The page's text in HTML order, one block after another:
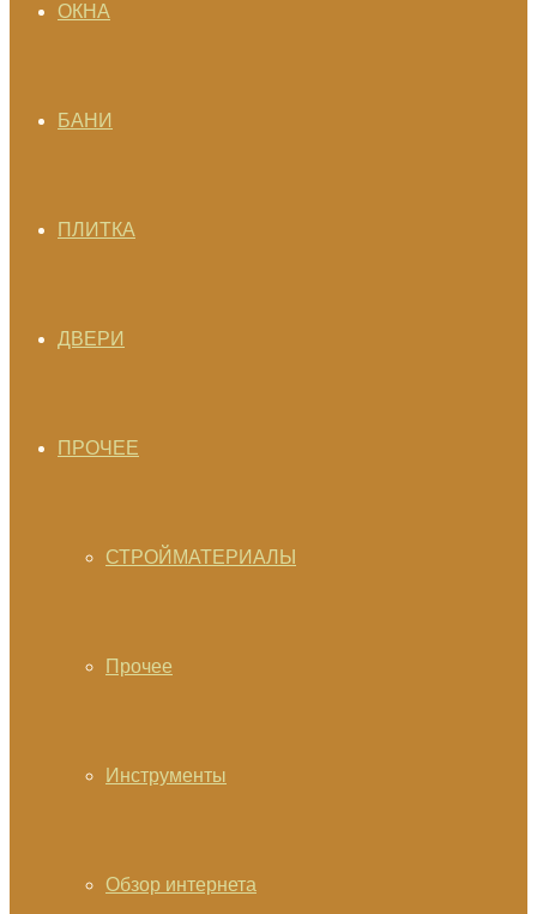
ОКНА
БАНИ
ПЛИТКА
ДВЕРИ
ПРОЧЕЕ
СТРОЙМАТЕРИАЛЫ
Прочее
Инструменты
Обзор интернета